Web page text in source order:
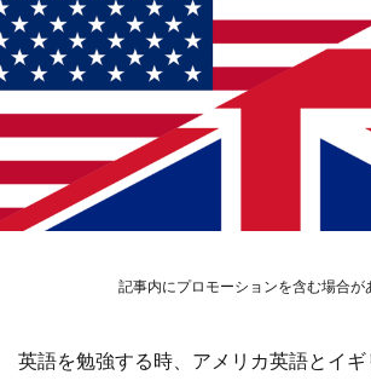
記事内にプロモーションを含む場合が
英語を勉強する時、アメリカ英語とイ